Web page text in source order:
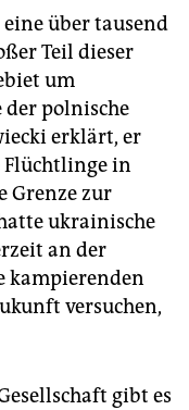
über tausend
Teil dieser
um
der polnische
erklärt, er
Flüchtlinge in
Grenze zur
ukrainische
an der
kampierenden
versuchen,
gibt es